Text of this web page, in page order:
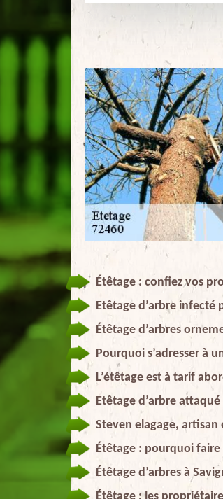
Étêtage : confiez vos
Etêtage d’arbre infecté
Étêtage d’arbres
Pourquoi s’adresser à
L’étêtage est à tarif
Etêtage d’arbre
Steven elagage,
Étêtage : pourquoi
Étêtage d’arbres à